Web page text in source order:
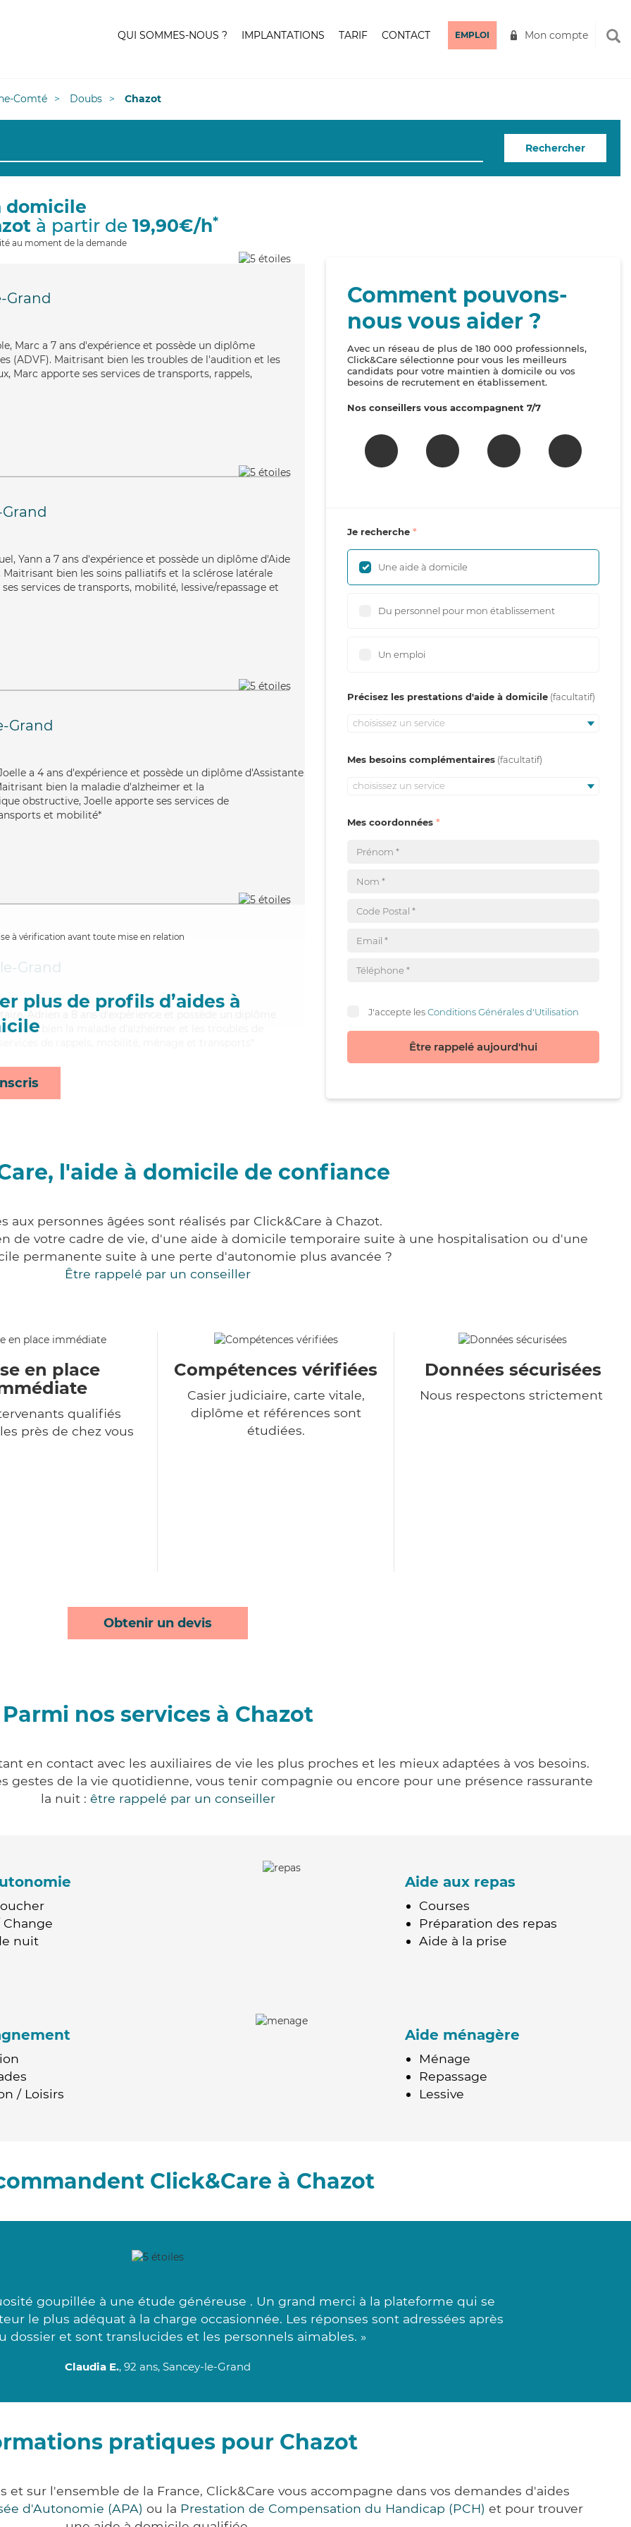
QUI SOMMES-NOUS ? IMPLANTATIONS TARIF CONTACT EMPLOI Mon compte
Comté Doubs Chazot
Rechercher
domicile
à partir de 19,90€/h*
au moment de la demande
Grand
Marc a 7 ans d'expérience et possède un diplôme
(ADVF). Maitrisant bien les troubles de l'audition et les
Marc apporte ses services de transports, rappels,
Yann a 7 ans d'expérience et possède un diplôme d'Aide
bien les soins palliatifs et la sclérose latérale
services de transports, mobilité, lessive/repassage et
Grand
a 4 ans d'expérience et possède un diplôme d'Assistante
bien la maladie d'alzheimer et la
obstructive, Joelle apporte ses services de
et mobilité*
à vérification avant toute mise en relation
plus de profils d’aides à
Grand
Adrien a 8 ans d'expérience et possède un diplôme
bien la maladie d'alzheimer et les troubles de
Comment pouvons-
nous vous aider ?
Avec un réseau de plus de 180 000 professionnels,
Click&Care sélectionne pour vous les meilleurs
candidats pour votre maintien à domicile ou vos
besoins de recrutement en établissement.
Nos conseillers vous accompagnent 7/7
Je recherche
Une aide à domicile
Du personnel pour mon établissement
Un emploi
Précisez les prestations d'aide à domicile
choisissez un service
Mes besoins complémentaires
choisissez un service
Mes coordonnées
J'accepte lesConditions Générales d'Utilisation
Être rappelé aujourd'hui
l'aide à domicile de confiance
aux personnes âgées sont réalisés par Click&Care à Chazot.
de votre cadre de vie, d'une aide à domicile temporaire suite à une hospitalisation ou d'une
permanente suite à une perte d'autonomie plus avancée ?
Être rappelé par un conseiller
en place
qualifiés
près de chez vous
Compétences vérifiées
Casier judiciaire, carte vitale,
diplôme et références sont
étudiées.
Données sécurisées
Nous respectons strictement
Obtenir un devis
Parmi nos services à Chazot
en contact avec les auxiliaires de vie les plus proches et les mieux adaptées à vos besoins.
gestes de la vie quotidienne, vous tenir compagnie ou encore pour une présence rassurante
la nuit : être rappelé par un conseiller
nuit
Aide aux repas
Courses
Préparation des repas
Aide à la prise
/ Loisirs
Aide ménagère
Ménage
Repassage
Lessive
Click&Care à Chazot
goupillée à une étude généreuse . Un grand merci à la plateforme qui se
le plus adéquat à la charge occasionnée. Les réponses sont adressées après
dossier et sont translucides et les personnels aimables. »
Claudia E., 92 ans, Sancey-le-Grand
pratiques pour Chazot
sur l'ensemble de la France, Click&Care vous accompagne dans vos demandes d'aides
d'Autonomie (APA) ou la Prestation de Compensation du Handicap (PCH) et pour trouver